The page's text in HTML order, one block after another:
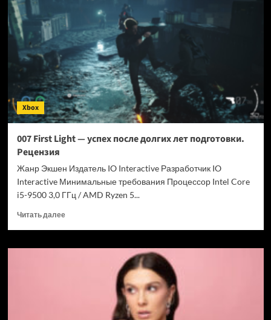
ботам
обходить
антибот-
защиту
—
и
грузит
страницы
в
шесть
быстрее
Xbox
007 First Light — успех после долгих лет подготовки.
Рецензия
Жанр Экшен Издатель IO Interactive Разработчик IO
Interactive Минимальные требования Процессор Intel Core
i5-9500 3,0 ГГц / AMD Ryzen 5...
Читать далееПрочитать
007